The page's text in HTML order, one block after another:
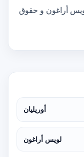
لويس أراغون و حقوق
أوريليان
لويس أراغون